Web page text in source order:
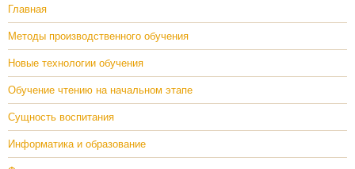
Главная
Методы производственного обучения
Новые технологии обучения
Обучение чтению на начальном этапе
Сущность воспитания
Информатика и образование